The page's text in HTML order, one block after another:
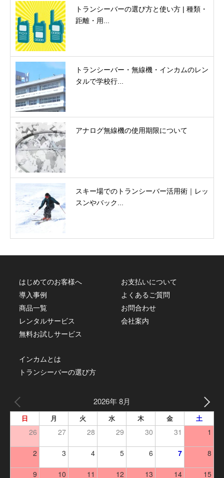
トランシーバーの選び方と使い方 | 種類・
距離・用...
トランシーバー・無線機・インカムのレン
タルで学校行...
アナログ無線機の使用期限について
スキー場でのトランシーバー活用術｜レッ
スンやバック...
はじめてのお客様へ
導入事例
商品一覧
レンタルサービス
無料お試しサービス
お支払いについて
よくあるご質問
お問合わせ
会社案内
インカムとは
トランシーバーの選び方
2026年 8月
日 月 火 水 木 金 土
26 27 28 29 30 31 1
2 3 4 5 6 7 8
9 10 11 12 13 14 15